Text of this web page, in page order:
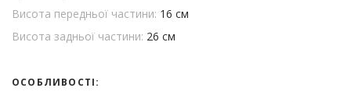
Висота передньої частини: 16 см
Висота задньої частини: 26 см
ОСОБЛИВОСТІ: